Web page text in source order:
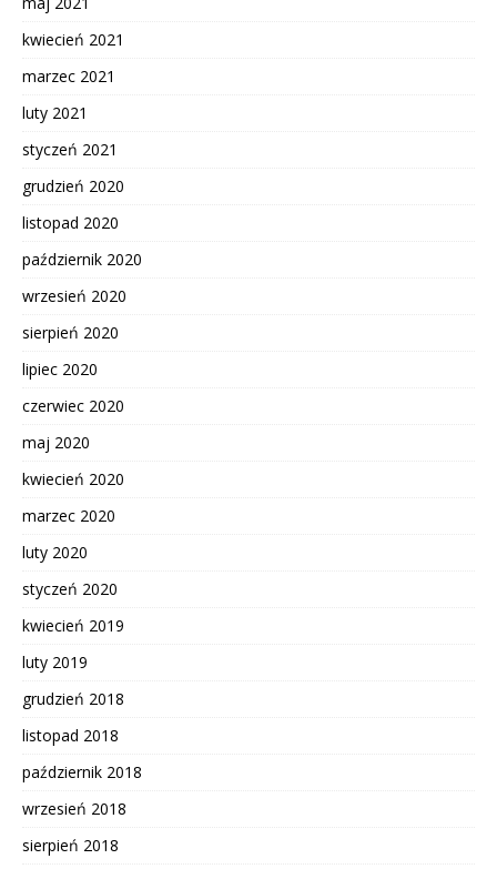
kwiecień 2021
marzec 2021
luty 2021
styczeń 2021
grudzień 2020
listopad 2020
październik 2020
wrzesień 2020
sierpień 2020
lipiec 2020
czerwiec 2020
maj 2020
kwiecień 2020
marzec 2020
luty 2020
styczeń 2020
kwiecień 2019
luty 2019
grudzień 2018
listopad 2018
październik 2018
wrzesień 2018
sierpień 2018